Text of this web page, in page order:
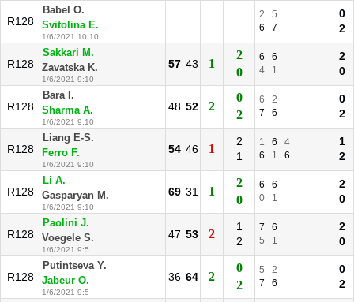
R128
Babel O.
Svitolina E.
1/6/2021 10:10
2
5
6
7
0
2
R128
Sakkari M.
Zavatska K.
1/6/2021 9:10
57 43 1
2
0
6
6
4
1
2
0
R128
Bara I.
Sharma A.
1/6/2021 9:10
48 52 2
0
2
6
2
7
6
0
2
R128
Liang E-S.
Ferro F.
1/6/2021 9:10
54 46 1
2
1
1 6
4
6
1 6
1
2
R128
Li A.
Gasparyan M.
1/6/2021 9:10
69 31 1
2
0
6
6
0
1
2
0
R128
Paolini J.
Voegele S.
1/6/2021 9:5
47 53 2
1
2
7
6
5
1
2
0
R128
Putintseva Y.
Jabeur O.
1/6/2021 9:5
36 64 2
0
2
5
2
7
6
0
2